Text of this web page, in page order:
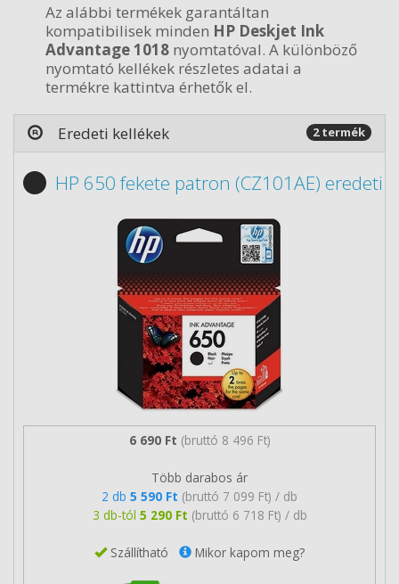
Az alábbi termékek garantáltan
kompatibilisek minden HP Deskjet Ink
Advantage 1018 nyomtatóval. A különböző
nyomtató kellékek részletes adatai a
termékre kattintva érhetők el.
Eredeti kellékek 2 termék
HP 650 fekete patron (CZ101AE) eredeti
6 690 Ft (bruttó 8 496 Ft)
Több darabos ár
2 db 5 590 Ft (bruttó 7 099 Ft) / db
3 db-tól 5 290 Ft (bruttó 6 718 Ft) / db
Szállítható Mikor kapom meg?